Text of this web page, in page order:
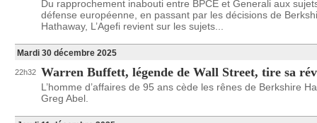
Du rapprochement inabouti entre BPCE et Generali aux
défense européenne, en passant par les décisions de
Hathaway, L’Agefi revient sur les sujets...
Mardi 30 décembre 2025
22h32 Warren Buffett, légende de Wall Street, tire sa
L’homme d’affaires de 95 ans cède les rênes de Berkshire
Greg Abel.